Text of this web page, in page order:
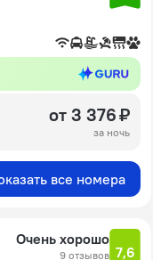
от 3 376 ₽
за ночь
все номера
Очень хорошо
9 отзывов 7,6